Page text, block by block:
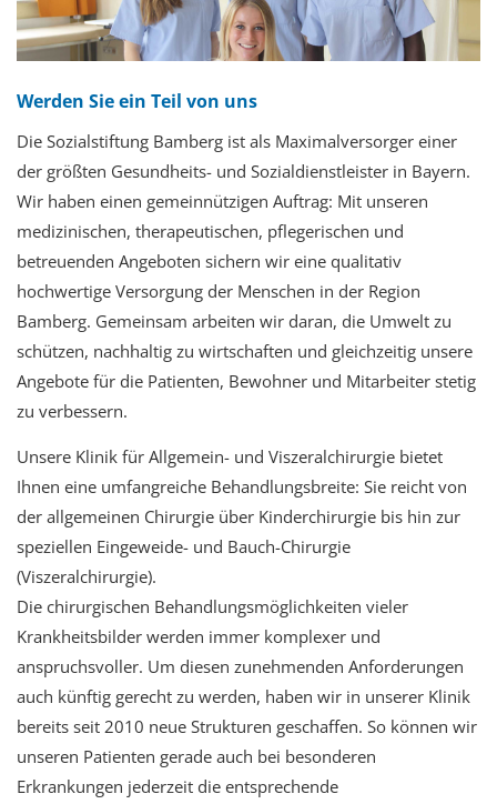
Werden Sie ein Teil von uns
Die Sozialstiftung Bamberg ist als Maximalversorger einer
der größten Gesundheits- und Sozialdienstleister in Bayern.
Wir haben einen gemeinnützigen Auftrag: Mit unseren
medizinischen, therapeutischen, pflegerischen und
betreuenden Angeboten sichern wir eine qualitativ
hochwertige Versorgung der Menschen in der Region
Bamberg. Gemeinsam arbeiten wir daran, die Umwelt zu
schützen, nachhaltig zu wirtschaften und gleichzeitig unsere
Angebote für die Patienten, Bewohner und Mitarbeiter stetig
zu verbessern.
Unsere Klinik für Allgemein- und Viszeralchirurgie bietet
Ihnen eine umfangreiche Behandlungsbreite: Sie reicht von
der allgemeinen Chirurgie über Kinderchirurgie bis hin zur
speziellen Eingeweide- und Bauch-Chirurgie
(Viszeralchirurgie).
Die chirurgischen Behandlungsmöglichkeiten vieler
Krankheitsbilder werden immer komplexer und
anspruchsvoller. Um diesen zunehmenden Anforderungen
auch künftig gerecht zu werden, haben wir in unserer Klinik
bereits seit 2010 neue Strukturen geschaffen. So können wir
unseren Patienten gerade auch bei besonderen
Erkrankungen jederzeit die entsprechende